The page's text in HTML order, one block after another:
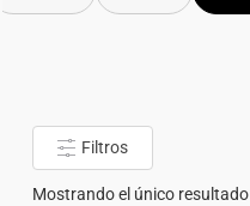
Filtros
Mostrando el único resultado